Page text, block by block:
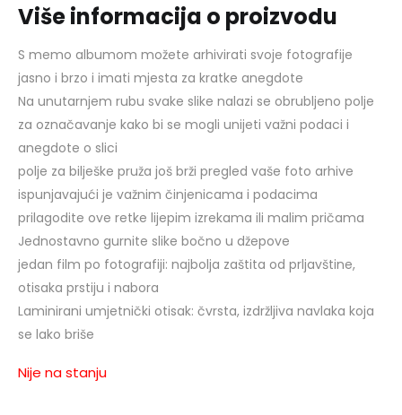
Više informacija o proizvodu
S memo albumom možete arhivirati svoje fotografije
jasno i brzo i imati mjesta za kratke anegdote
Na unutarnjem rubu svake slike nalazi se obrubljeno polje
za označavanje kako bi se mogli unijeti važni podaci i
anegdote o slici
polje za bilješke pruža još brži pregled vaše foto arhive
ispunjavajući je važnim činjenicama i podacima
prilagodite ove retke lijepim izrekama ili malim pričama
Jednostavno gurnite slike bočno u džepove
jedan film po fotografiji: najbolja zaštita od prljavštine,
otisaka prstiju i nabora
Laminirani umjetnički otisak: čvrsta, izdržljiva navlaka koja
se lako briše
Nije na stanju